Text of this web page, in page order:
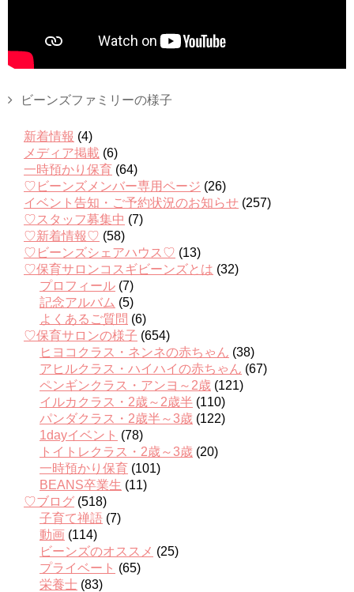
ビーンズファミリーの様子
新着情報 (4)
メディア掲載 (6)
一時預かり保育 (64)
♡ビーンズメンバー専用ページ (26)
イベント告知・ご予約状況のお知らせ (257)
♡スタッフ募集中 (7)
♡新着情報♡ (58)
♡ビーンズシェアハウス♡ (13)
♡保育サロンコスギビーンズとは (32)
プロフィール (7)
記念アルバム (5)
よくあるご質問 (6)
♡保育サロンの様子 (654)
ヒヨコクラス・ネンネの赤ちゃん (38)
アヒルクラス・ハイハイの赤ちゃん (67)
ペンギンクラス・アンヨ～2歳 (121)
イルカクラス・2歳～2歳半 (110)
パンダクラス・2歳半～3歳 (122)
1dayイベント (78)
トイトレクラス・2歳～3歳 (20)
一時預かり保育 (101)
BEANS卒業生 (11)
♡ブログ (518)
子育て禅語 (7)
動画 (114)
ビーンズのオススメ (25)
プライベート (65)
栄養士 (83)